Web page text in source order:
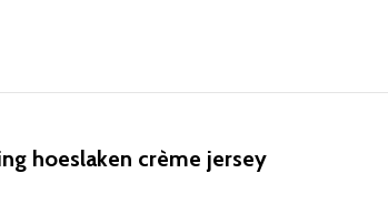
hoeslaken crème jersey